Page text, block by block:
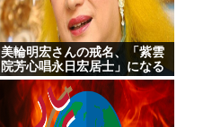
美輪明宏さんの戒名、「紫雲
院芳心唱永日宏居士」になる